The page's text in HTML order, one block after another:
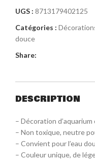
UGS : 8713179402125
Catégories :
douce
Share:
DESCRIPTION
– Décoration
– Non toxique, neutre
– Convient pour l’eau
– Couleur unique, de